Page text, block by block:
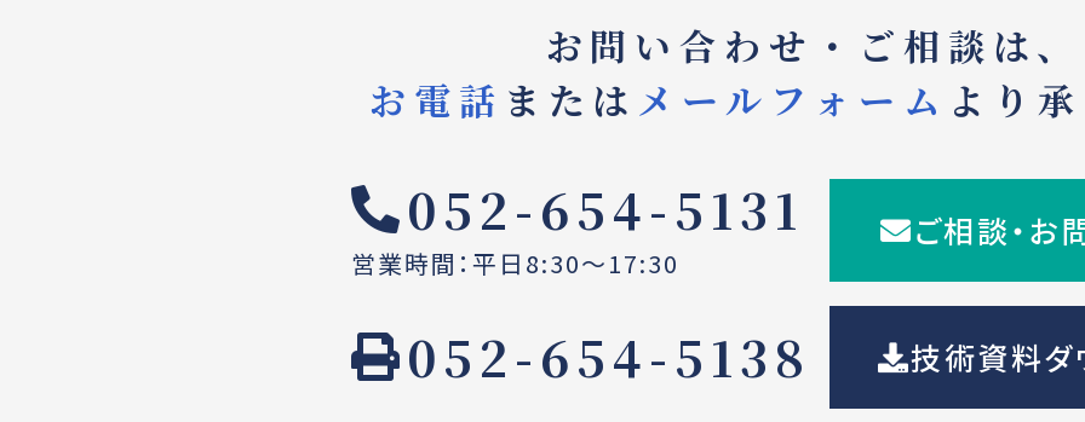
お問い合わせ・ご相談は、
お電話 または メールフォーム より
052-654-5131
営業時間：平日8:30～17:30
ご相談・お
052-654-5138 技術資料ダ